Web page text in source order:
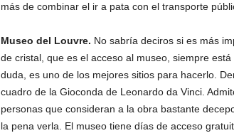
más de combinar el ir a pata con el transporte
Museo del Louvre. No sabría deciros si es más
de cristal, que es el acceso al museo, siempre
duda, es uno de los mejores sitios para hacerlo.
cuadro de la Gioconda de Leonardo da Vinci.
personas que consideran a la obra bastante
la pena verla. El museo tiene días de acceso